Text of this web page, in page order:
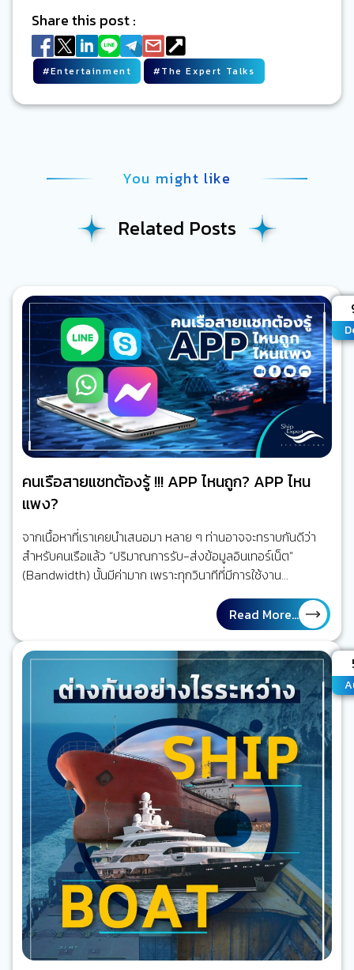
Share this post :
#Entertainment #The Expert Talks
You might like
Related Posts
คนเรือสายแชทต้องรู้ !!! APP ไหนถูก? APP ไหน
แพง?
จากเนื้อหาที่เราเคยนำเสนอมา หลาย ๆ ท่านอาจจะทราบกันดีว่า
สำหรับคนเรือแล้ว “ปริมาณการรับ-ส่งข้อมูลอินเทอร์เน็ต”
(Bandwidth) นั้นมีค่ามาก เพราะทุกวินาทีที่มีการใช้งาน
อินเทอร์เน็ตขณะที่อยู่กลางทะเลนั้น ล้วนเป็นค่าใช้จ่ายที่สูงกว่าบน
บก แต่ไม่ว่ายังไง สิ่งที่อยู่เคียงคู่กับคนเรือมาทุกยุคทุกสมัยโดย
ปฏิเสธไม่ได้ ก็คือ ความห่างไกล จากครอบครัว คนที่รัก หรือมิตร
สหาย ที่อยู่บนฝั่ง และสิ่งที่พอจะเยียวยาช่วยเหลือ ให้รู้สึกใจฟูขึ้น
มาได้บ้าง ก็คงไม่พ้น “Application Chat” ซึ่งในปัจจุบันนี้ มีหลาย
ตัว หลายยี่ห้อ ตามแต่คุณจะเลือกใช้ แต่รู้มั้ย? ว่า การโทรผ่าน
Application Chat แต่ละตัว…
Read More...